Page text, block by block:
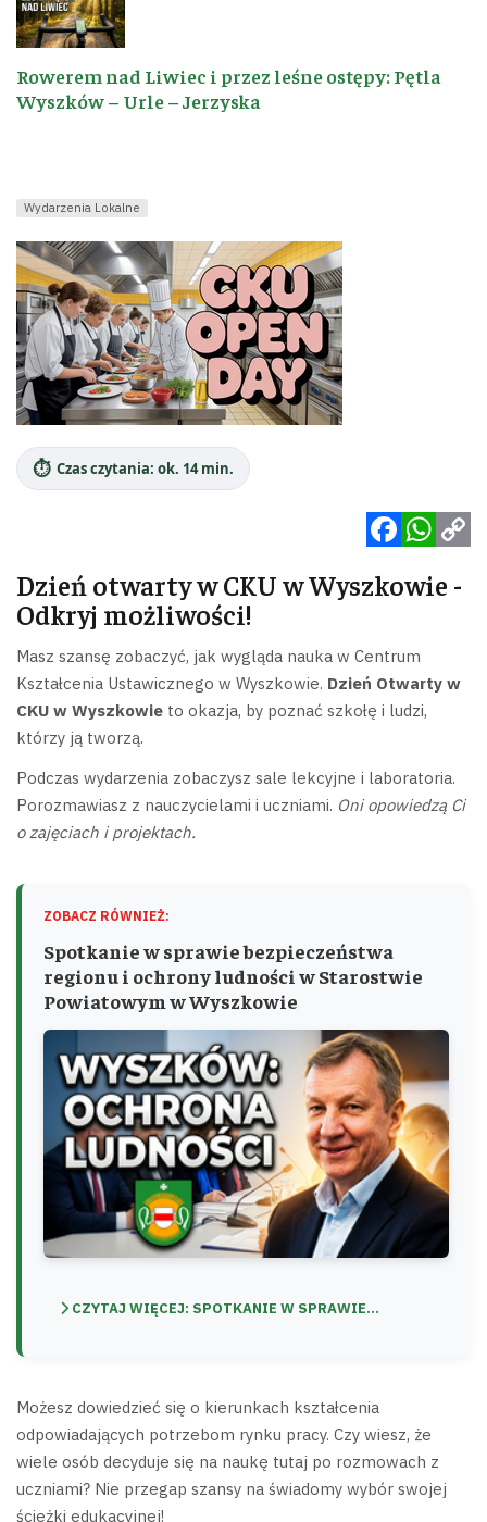
Rowerem nad Liwiec i przez leśne ostępy: Pętla
Wyszków – Urle – Jerzyska
Wydarzenia Lokalne
⏱️ Czas czytania: ok. 14 min.
Link
Dzień otwarty w CKU w Wyszkowie -
Odkryj możliwości!
Masz szansę zobaczyć, jak wygląda nauka w Centrum
Kształcenia Ustawicznego w Wyszkowie. Dzień Otwarty w
CKU w Wyszkowie to okazja, by poznać szkołę i ludzi,
którzy ją tworzą.
Podczas wydarzenia zobaczysz sale lekcyjne i laboratoria.
Porozmawiasz z nauczycielami i uczniami. Oni opowiedzą Ci
o zajęciach i projektach.
ZOBACZ RÓWNIEŻ:
Spotkanie w sprawie bezpieczeństwa
regionu i ochrony ludności w Starostwie
Powiatowym w Wyszkowie
CZYTAJ WIĘCEJ: SPOTKANIE W SPRAWIE...
Możesz dowiedzieć się o kierunkach kształcenia
odpowiadających potrzebom rynku pracy. Czy wiesz, że
wiele osób decyduje się na naukę tutaj po rozmowach z
uczniami? Nie przegap szansy na świadomy wybór swojej
ścieżki edukacyjnej!